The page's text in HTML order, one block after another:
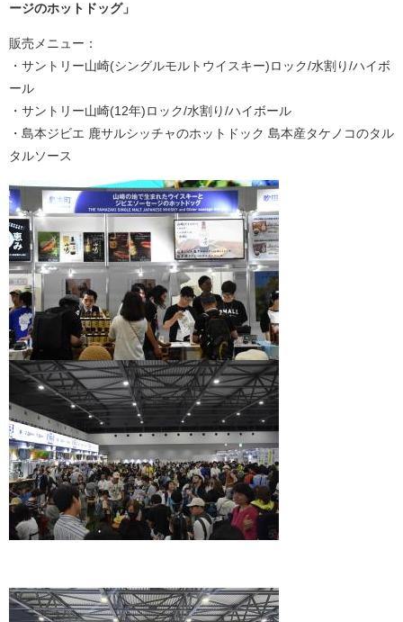
ージのホットドッグ」
販売メニュー：
・サントリー山崎(シングルモルトウイスキー)ロック/水割り/ハイボ
ール
・サントリー山崎(12年)ロック/水割り/ハイボール
・島本ジビエ 鹿サルシッチャのホットドック 島本産タケノコのタル
タルソース